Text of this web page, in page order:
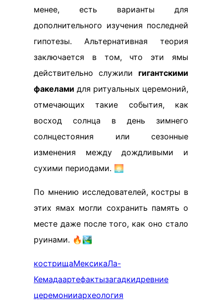
менее, есть варианты для
дополнительного изучения последней
гипотезы. Альтернативная теория
заключается в том, что эти ямы
действительно служили гигантскими
факелами для ритуальных церемоний,
отмечающих такие события, как
восход солнца в день зимнего
солнцестояния или сезонные
изменения между дождливыми и
сухими периодами. 🌅
По мнению исследователей, костры в
этих ямах могли сохранить память о
месте даже после того, как оно стало
руинами. 🔥🏞️
кострищаМексикаЛа-
Кемадаартефактызагадкидревние
церемонииархеология